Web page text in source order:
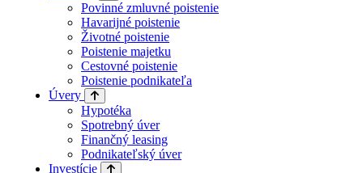
Povinné zmluvné poistenie
Havarijné poistenie
Životné poistenie
Poistenie majetku
Cestovné poistenie
Poistenie podnikateľa
Úvery
Hypotéka
Spotrebný úver
Finančný leasing
Podnikateľský úver
Investície